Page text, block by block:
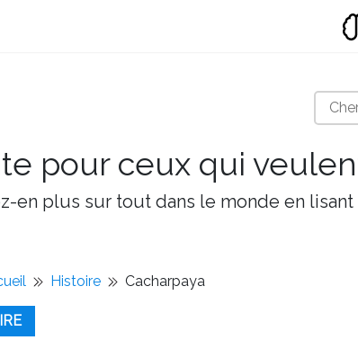
pour ceux qui
en plus sur tout dans le monde en
Histoire Cacharpaya